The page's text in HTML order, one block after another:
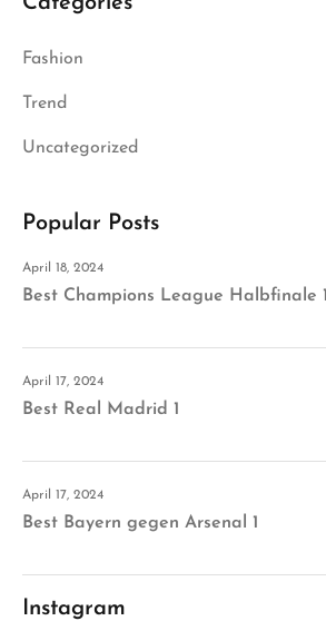
Fashion
Trend
Uncategorized
Popular Posts
April 18, 2024
Best Champions League Halbfinale 1
April 17, 2024
Best Real Madrid 1
April 17, 2024
Best Bayern gegen Arsenal 1
Instagram